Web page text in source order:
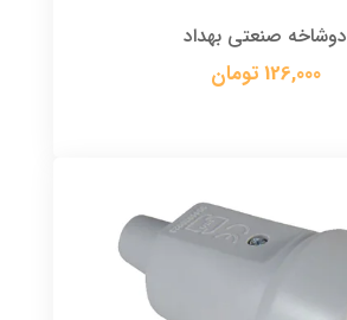
دوشاخه صنعتی بهداد
126,000 تومان